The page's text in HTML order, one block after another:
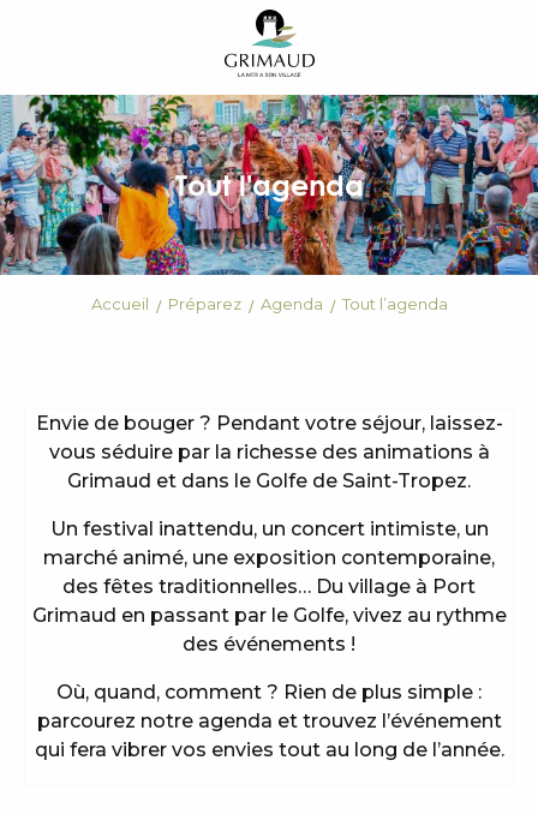
principal
Tout l'agenda
Accueil Préparez Agenda Tout l’agenda
Envie de bouger ? Pendant votre séjour, laissez-
vous séduire par la richesse des animations à
Grimaud et dans le Golfe de Saint-Tropez.
Un festival inattendu, un concert intimiste, un
marché animé, une exposition contemporaine,
des fêtes traditionnelles… Du village à Port
Grimaud en passant par le Golfe, vivez au rythme
des événements !
Où, quand, comment ? Rien de plus simple :
parcourez notre agenda et trouvez l’événement
qui fera vibrer vos envies tout au long de l’année.